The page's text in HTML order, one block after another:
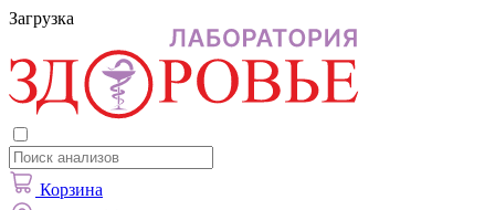
Загрузка
Корзина